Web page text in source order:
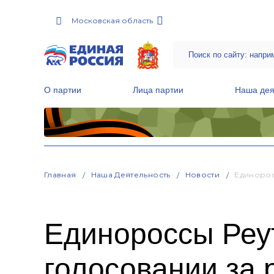
Московская область
О партии Лица партии Наша
Главная Наша Деятельность Новости
Единороссы